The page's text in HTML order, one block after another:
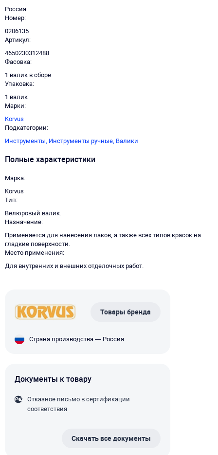
Россия
Номер
0206135
Артикул
4650230312488
Фасовка
1 валик в сборе
Упаковка
1 валик
Марки
Korvus
Подкатегории
Инструменты, Инструменты ручные, Валики
Полные характеристики
Марка
Korvus
Тип
Велюровый валик.
Назначение
Применяется для нанесения лаков, а также всех типов красок на
гладкие поверхности.
Место применения
Для внутренних и внешних отделочных работ.
Товары бренда
Страна производства — Россия
Документы к товару
Отказное письмо в сертификации
соответствия
Скачать все документы